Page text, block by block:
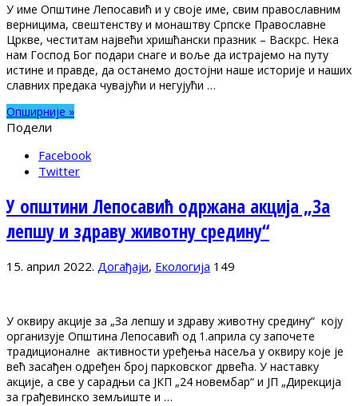
У име Општине Лепосавић и у своје име, свим православним
верницима, свештенству и монаштву Српске Православне
Цркве, честитам највећи хришћански празник – Васкрс. Нека
нам Господ Бог подари снаге и воље да истрајемо на путу
истине и правде, да останемо достојни наше историје и наших
славних предака чувајући и негујући …
Опширније »
Подели
Facebook
Twitter
У општини Лепосавић одржана акција „За
лепшу и здраву животну средину“
15. април 2022. Догађаји, Екологија 149
У оквиру акције за „За лепшу и здраву животну средину“ коју
организује Општина Лепосавић од 1.априла су започете
традиционалне активности уређења насеља у оквиру које је
већ засађен одређен број парковског дрвећа. У наставку
акције, а све у сарадњи са ЈКП „24 новембар“ и ЈП „Дирекција
за грађевинско земљиште и …